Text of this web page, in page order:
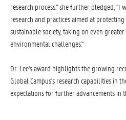
research process." she further pledged,
research and practices aimed at
sustainable society, taking on even
environmental challenges."
Dr. Lee's award highlights the growing
Global Campus's research capabilities in
expectations for further advancements in